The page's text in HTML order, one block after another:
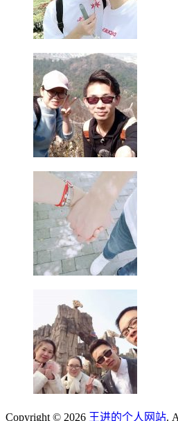
Copyright © 2026 王进的个人网站.